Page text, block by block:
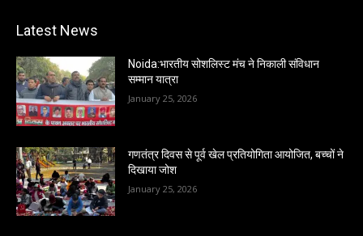
Latest News
Noida:भारतीय सोशलिस्ट मंच ने निकाली संविधान
सम्मान यात्रा
January 25, 2026
गणतंत्र दिवस से पूर्व खेल प्रतियोगिता आयोजित, बच्चों ने
दिखाया जोश
January 25, 2026